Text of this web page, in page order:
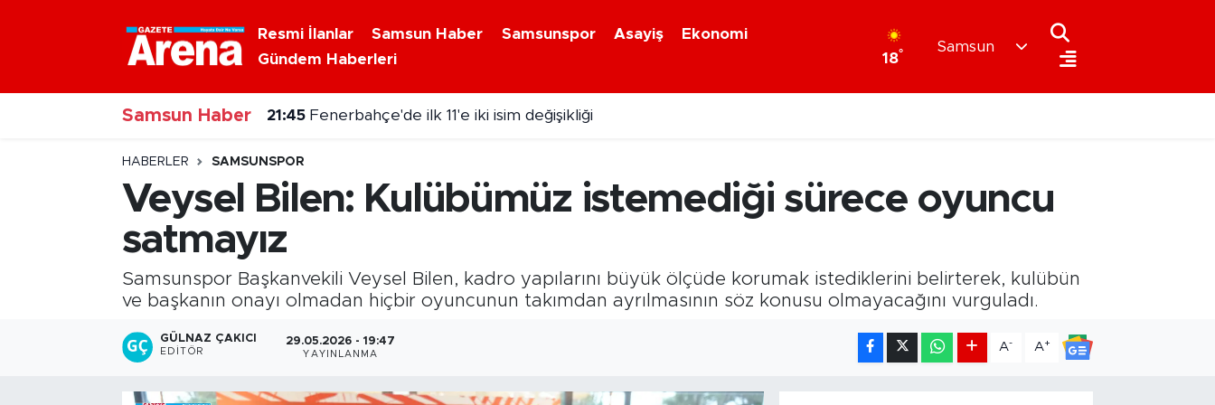
Resmi İlanlar Samsun Haber Samsunspor Asayiş
Ekonomi
Gündem Haberleri
18°
Samsun
Samsun Haber 21:35 5 Ağustos 2026 Çılgın Sayısal Loto sonuçları belli oldu
HABERLER SAMSUNSPOR
Veysel Bilen: Kulübümüz istemediği sürece oyuncu
satmayız
Samsunspor Başkanvekili Veysel Bilen, kadro yapılarını büyük ölçüde korumak istediklerini belirterek, kulübün
ve başkanın onayı olmadan hiçbir oyuncunun takımdan ayrılmasının söz konusu olmayacağını vurguladı.
GÜLNAZ ÇAKICI
EDITÖR
29.05.2026 - 19:47
YAYINLANMA
A- A+
Nöbetçi Eczaneler
Hava Durumu
Samsun Namaz Vakitleri
Trafik Durumu
Süper Lig Puan Durumu ve Fikstür
Tüm Manşetler
Son Dakika Haberleri
Haber Arşivi